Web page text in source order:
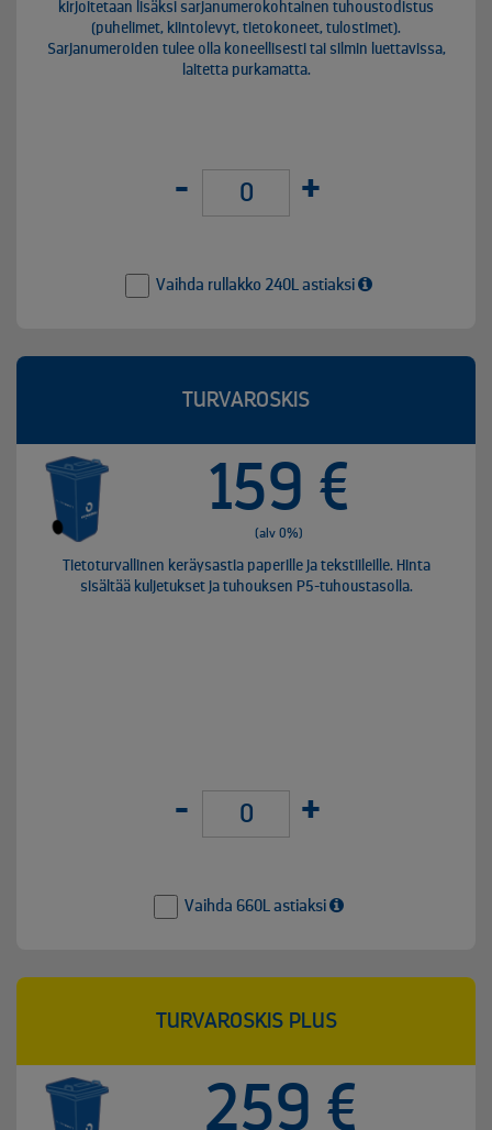
kirjoitetaan lisäksi sarjanumerokohtainen tuhoustodistus
(puhelimet, kiintolevyt, tietokoneet, tulostimet).
Sarjanumeroiden tulee olla koneellisesti tai silmin luettavissa,
laitetta purkamatta.
- +
Vaihda rullakko 240L astiaksi
TURVAROSKIS
159 €
(alv 0%)
Tietoturvallinen keräysastia paperille ja tekstiileille. Hinta
sisältää kuljetukset ja tuhouksen P5-tuhoustasolla.
- +
Vaihda 660L astiaksi
TURVAROSKIS PLUS
259 €